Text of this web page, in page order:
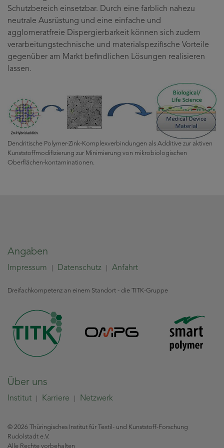
Schutzbereich einsetzbar. Durch eine farblich nahezu
neutrale Ausrüstung und eine einfache und
agglomeratfreie Dispergierbarkeit können sich zudem
verarbeitungstechnische und materialspezifische Vorteile
gegenüber am Markt befindlichen Lösungen realisieren
lassen.
Dendritische Polymer-Zink-Komplexverbindungen als Additive zur aktiven
Kunststoffmodifizierung zur Minimierung von mikrobiologischen
Oberflächen-kontaminationen.
Angaben
Impressum Datenschutz Anfahrt
Dreifachkompetenz an einem Standort - die TITK-Gruppe
Über uns
Institut Karriere Netzwerk
© 2026 Thüringisches Institut für Textil- und Kunststoff-Forschung
Rudolstadt e.V.
Alle Rechte vorbehalten